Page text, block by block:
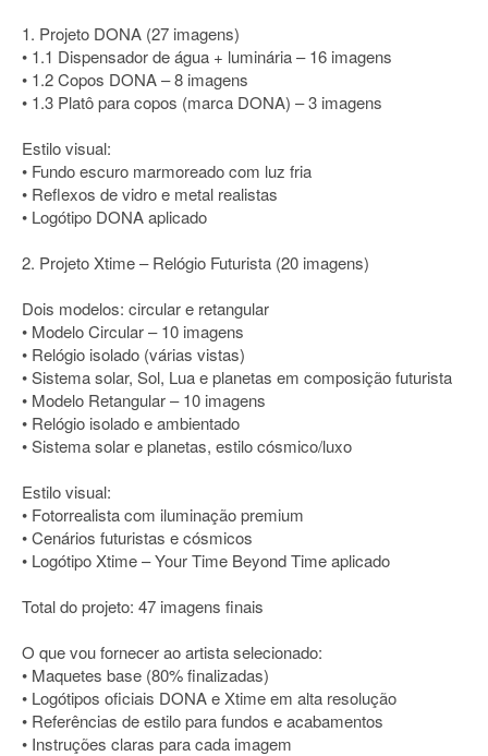
1. Projeto DONA (27 imagens)
• 1.1 Dispensador de água + luminária – 16 imagens
• 1.2 Copos DONA – 8 imagens
• 1.3 Platô para copos (marca DONA) – 3 imagens
Estilo visual:
• Fundo escuro marmoreado com luz fria
• Reflexos de vidro e metal realistas
• Logótipo DONA aplicado
2. Projeto Xtime – Relógio Futurista (20 imagens)
Dois modelos: circular e retangular
• Modelo Circular – 10 imagens
• Relógio isolado (várias vistas)
• Sistema solar, Sol, Lua e planetas em composição futurista
• Modelo Retangular – 10 imagens
• Relógio isolado e ambientado
• Sistema solar e planetas, estilo cósmico/luxo
Estilo visual:
• Fotorrealista com iluminação premium
• Cenários futuristas e cósmicos
• Logótipo Xtime – Your Time Beyond Time aplicado
Total do projeto: 47 imagens finais
O que vou fornecer ao artista selecionado:
• Maquetes base (80% finalizadas)
• Logótipos oficiais DONA e Xtime em alta resolução
• Referências de estilo para fundos e acabamentos
• Instruções claras para cada imagem